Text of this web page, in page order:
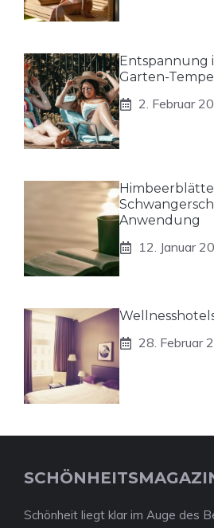
Entspannung
Garten-
2. Februar
Anwendung
12. Januar
28. Februar
Schönheit liegt klar im Auge des